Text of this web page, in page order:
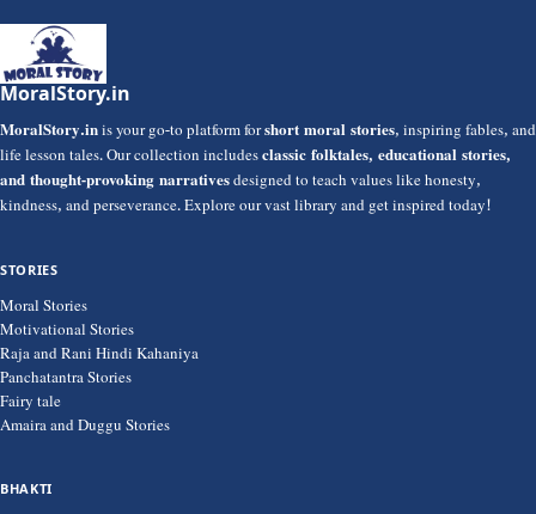
MoralStory.in
MoralStory.inis your go-to platform forshort moral stories, inspiring fables, and
life lesson tales. Our collection includesclassic folktales, educational stories,
and thought-provoking narrativesdesigned to teach values like honesty,
kindness, and perseverance. Explore our vast library and get inspired today!
STORIES
Moral Stories
Motivational Stories
Raja and Rani Hindi Kahaniya
Panchatantra Stories
Fairy tale
Amaira and Duggu Stories
BHAKTI